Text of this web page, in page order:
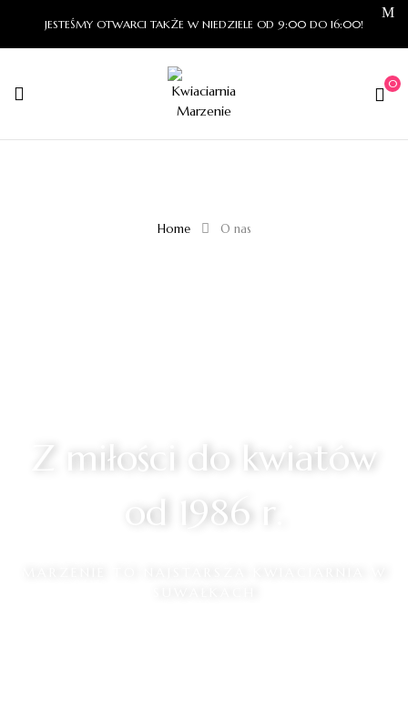
JESTEŚMY OTWARCI TAKŻE W NIEDZIELE OD 9:00 DO 16:00!
0
Home O nas
Z miłości do kwiatów
od 1986 r.